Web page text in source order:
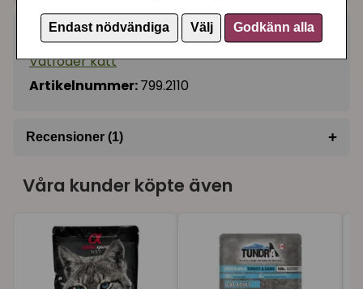
Endast nödvändiga Välj Godkänn alla
Kategorier:
Våtfoder katt
Artikelnummer:799.2110
Recensioner (1) +
Marina
för 1 år sedan
Våra kunder köpte även